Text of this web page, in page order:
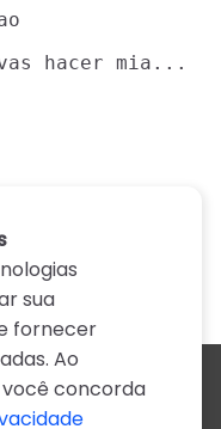
hacer mia...
sua
fornecer
Ao
você concorda